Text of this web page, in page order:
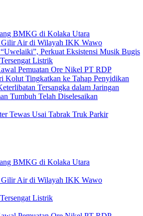
BMKG di Kolaka Utara
Gilir Air di Wilayah IKK Wawo
Perkuat Eksistensi Musik Bugis
Listrik
Pemuatan Ore Nikel PT RDP
Kolut Tingkatkan ke Tahap Penyidikan
Tersangka dalam Jaringan
Tumbuh Telah Diselesaikan
Tewas Usai Tabrak Truk Parkir
BMKG di Kolaka Utara
Gilir Air di Wilayah IKK Wawo
Listrik